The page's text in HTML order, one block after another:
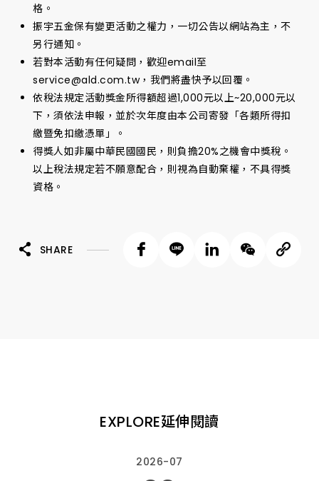
格。
振宇五金保有變更活動之權力，一切公告以網站為主，不
另行通知。
若對本活動有任何疑問，歡迎email至
service@ald.com.tw，我們將盡快予以回覆。
依稅法規定活動獎金所得額超過1,000元以上~20,000元以
下，須依法申報，並於次年度由本公司寄發「各類所得扣
繳暨免扣繳憑單」。
得獎人如非屬中華民國國民，則負擔20%之機會中獎稅。
以上稅法規定若不願意配合，則視為自動棄權，不具得獎
資格。
SHARE
EXPLORE延伸閱讀
2026-07